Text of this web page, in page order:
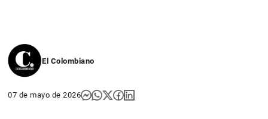
El Colombiano
07 de mayo de 2026